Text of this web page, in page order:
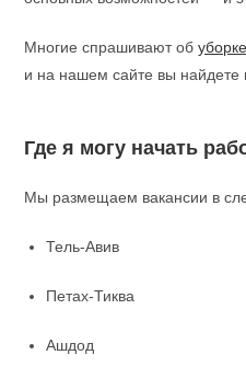
Многие спрашивают об
и на нашем сайте вы найдете
Где я могу начать
Мы размещаем вакансии в
Тель-Авив
Петах-Тиква
Ашдод